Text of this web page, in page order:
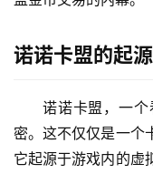
诺诺卡盟的起源
诺诺卡盟，一
密。这不仅仅是一个
它起源于游戏内的虚